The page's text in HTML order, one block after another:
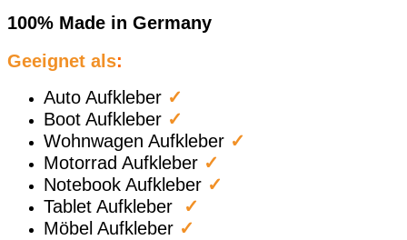
100% Made in Germany
Geeignet als:
Auto Aufkleber ✓
Boot Aufkleber ✓
Wohnwagen Aufkleber ✓
Motorrad Aufkleber ✓
Notebook Aufkleber ✓
Tablet Aufkleber
✓
Möbel Aufkleber ✓